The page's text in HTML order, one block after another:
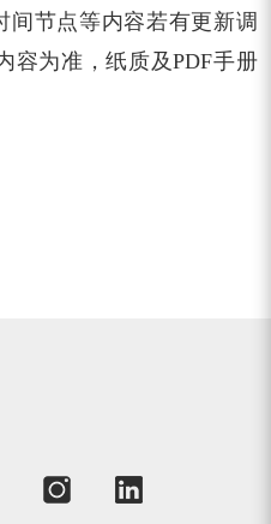
节点等内容若有更新调
容为准，纸质及PDF手册